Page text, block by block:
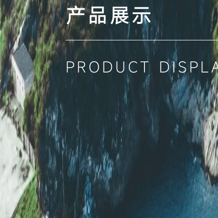
产品展示
PRODUCT